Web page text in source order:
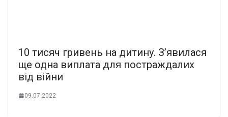
10 тисяч гривень на дитину. З’явилася
ще одна виплата для постраждалих
від війни
09.07.2022